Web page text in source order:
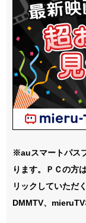
※auスマートパス
ります。ＰＣの方
リックしていただ
DMMTV、mieruTV